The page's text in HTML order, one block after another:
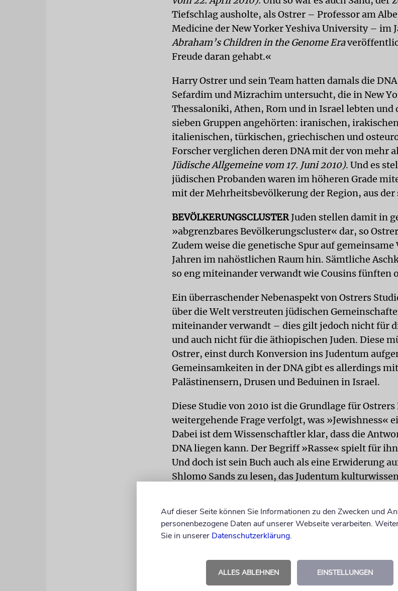
Tiefschlag ausholte, als Ostrer – Professor am
Medicine der New Yorker Yeshiva University – im
Abraham’s Children in the Genome Era
Freude daran gehabt.«
Harry Ostrer und sein Team hatten damals die
Sefardim und Mizrachim untersucht, die in New
Thessaloniki, Athen, Rom und in Israel lebten und
sieben Gruppen angehörten: iranischen,
italienischen, türkischen, griechischen und
Forscher verglichen deren DNA mit der von mehr
Jüdische Allgemeine vom 17. Juni 2010). Und es
jüdischen Probanden waren im höheren Grade
mit der Mehrheitsbevölkerung der Region, aus
BEVÖLKERUNGSCLUSTERJuden stellen damit in
»abgrenzbares Bevölkerungscluster« dar, so
Zudem weise die genetische Spur auf
Jahren im nahöstlichen Raum hin. Sämtliche
so eng miteinander verwandt wie Cousins fünften
Ein überraschender Nebenaspekt von Ostrers
über die Welt verstreuten jüdischen
miteinander verwandt – dies gilt jedoch nicht für
und auch nicht für die äthiopischen Juden. Diese
Ostrer, einst durch Konversion ins Judentum
Gemeinsamkeiten in der DNA gibt es allerdings
Palästinensern, Drusen und Beduinen in Israel.
Diese Studie von 2010 ist die Grundlage für
weitergehende Frage verfolgt, was »Jewishness«
Dabei ist dem Wissenschaftler klar, dass die
DNA liegen kann. Der Begriff »Rasse« spielt für
Und doch ist sein Buch auch als eine Erwiderung
Shlomo Sands zu lesen, das Judentum
schreibt Ostrer.
KRANKHEITENAuf die Idee, die genetische
die bei Juden überdurchschnittlich häufig
Brust- und Eierstockkrebs, die
Auf dieser Seite können Sie Informationen zu den Zwecken und
personenbezogene Daten auf unserer Webseite verarbeiten.
Sie in unserer Datenschutzerklärung.
ALLES ABLEHNEN EINSTELLUNGEN